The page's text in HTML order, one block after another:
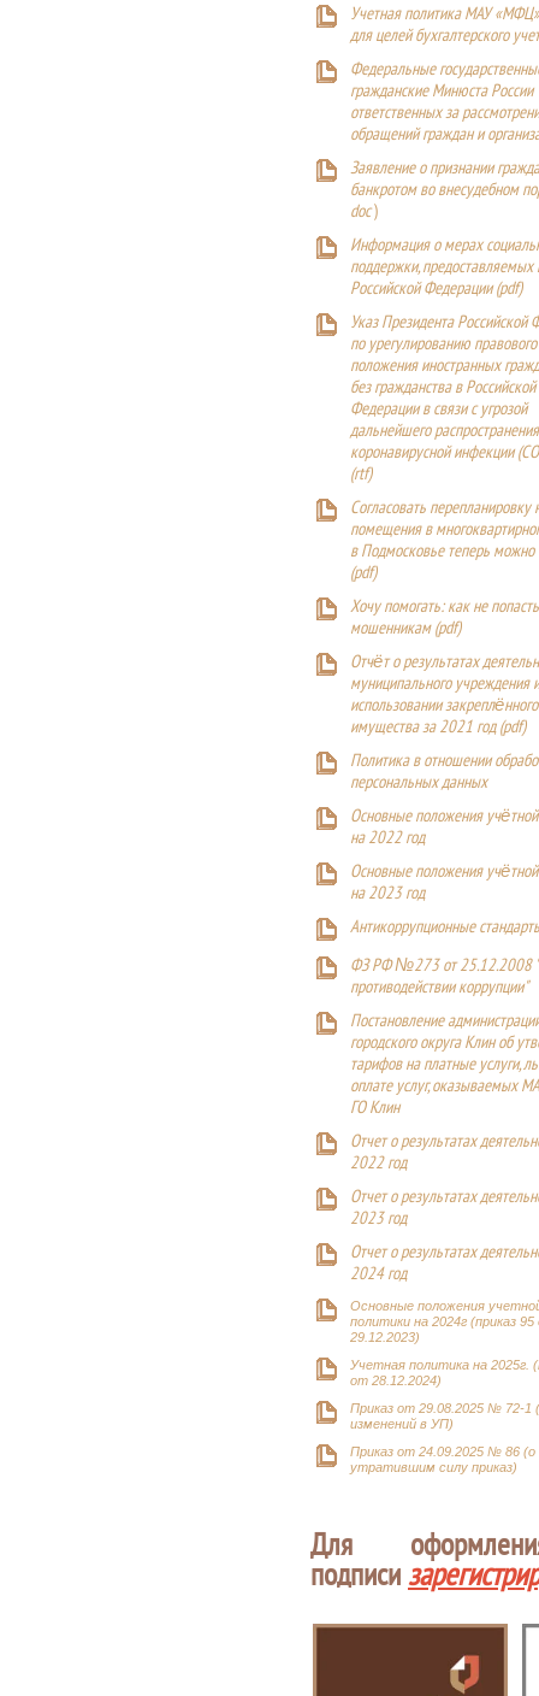
Учетная политика МАУ
для целей бухгалтерского
Федеральные
гражданские Минюста России
ответственных за
обращений граждан и
Заявление о признании
банкротом во внесудебном
doc)
Информация о мерах
поддержки,
Российской Федерации (pdf)
Указ Президента Российской
по урегулированию правового
положения иностранных
без гражданства в Российской
Федерации в связи с угрозой
дальнейшего
коронавирусной инфекции
(rtf)
Согласовать перепланировку
помещения в
в Подмосковье теперь можно
(pdf)
Хочу помогать: как не
мошенникам (pdf)
Отчёт о результатах
муниципального учреждения
использовании
имущества за 2021 год (pdf)
Политика в отношении
персональных данных
Основные положения
на 2022 год
Основные положения
на 2023 год
Антикоррупционные
ФЗ РФ №273 от 25.12.2008
противодействии коррупции"
Постановление
городского округа Клин об
тарифов на платные услуги,
оплате услуг, оказываемых
ГО Клин
Отчет о результатах
2022 год
Отчет о результатах
2023 год
Отчет о результатах
2024 год
Основные положения
политики на 2024г (приказ
29.12.2023)
Учетная политика на 2025г.
от 28.12.2024)
Приказ от 29.08.2025 № 72-1
изменений в УП)
Приказ от 24.09.2025 № 86 (о
утратившим силу приказ)
Для
подписи